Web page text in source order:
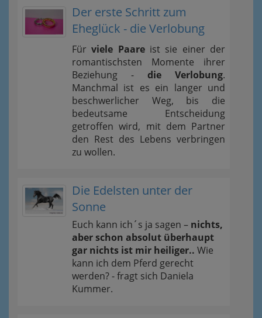
Der erste Schritt zum
Eheglück - die Verlobung
Fürviele Paareist sie einer der
romantischsten Momente ihrer
Beziehung - die Verlobung.
Manchmal ist es ein langer und
beschwerlicher Weg, bis die
bedeutsame Entscheidung
getroffen wird, mit dem Partner
den Rest des Lebens verbringen
zu wollen.
Die Edelsten unter der
Sonne
Euch kann ich´s ja sagen – nichts,
aber schon absolut überhaupt
gar nichts ist mir heiliger.. Wie
kann ich dem Pferd gerecht
werden? - fragt sich Daniela
Kummer.